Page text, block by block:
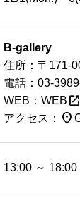
B-gallery
住所：〒171-
電話：03-
WEB： WEB open_in_new
アクセス： place
13:00 ～ 18:00